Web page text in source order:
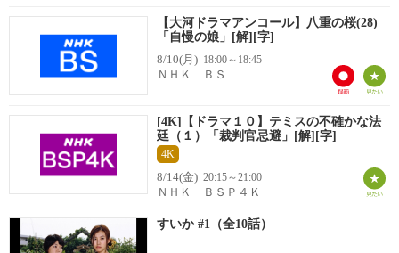
【大河ドラマアンコール】八重の桜(28)
「自慢の娘」[解][字]
8/10(月) 18:00～18:45
ＮＨＫ ＢＳ
[4K]【ドラマ１０】テミスの不確かな法
廷（１）「裁判官忌避」[解][字]
4K
8/14(金) 20:15～21:00
ＮＨＫ ＢＳＰ４Ｋ
すいか #1（全10話）